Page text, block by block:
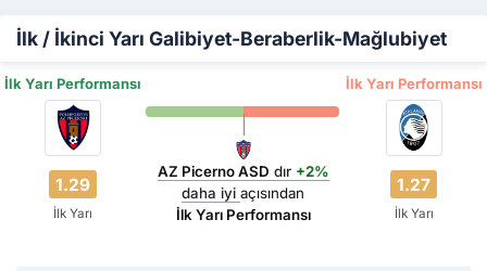
İlk / İkinci Yarı Galibiyet-Beraberlik-Mağlubiyet
İlk Yarı Performansı İlk Yarı Performansı
1.29
İlk Yarı
AZ Picerno ASD dır +2%
daha iyiaçısından
İlk Yarı Performansı
1.27
İlk Yarı